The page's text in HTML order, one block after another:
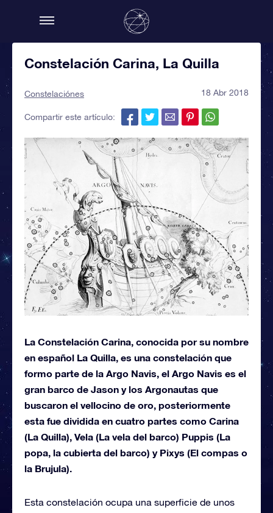
Constelación Carina, La Quilla
Constelaciónes 18 Abr 2018
Compartir este artículo:
La Constelación Carina, conocida por su nombre
en español La Quilla, es una constelación que
formo parte de la Argo Navis, el Argo Navis es el
gran barco de Jason y los Argonautas que
buscaron el vellocino de oro, posteriormente
esta fue dividida en cuatro partes como Carina
(La Quilla), Vela (La vela del barco) Puppis (La
popa, la cubierta del barco) y Pixys (El compas o
la Brujula).
Esta constelación ocupa una superficie de unos